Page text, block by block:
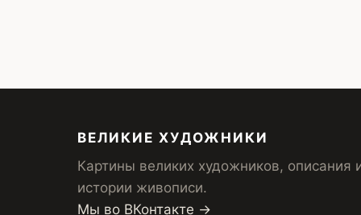
ВЕЛИКИЕ ХУДОЖНИКИ
Картины великих художников, описания
истории живописи.
Мы во ВКонтакте →